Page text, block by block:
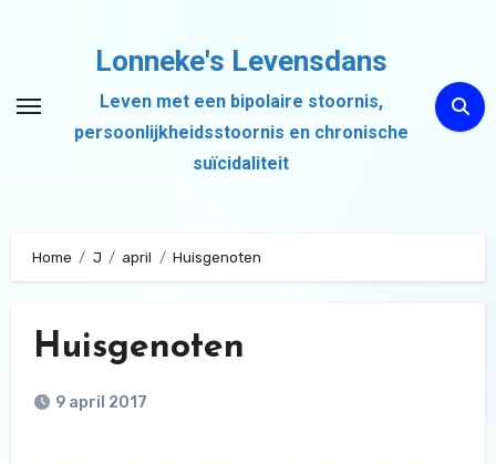
inhoud
Lonneke's Levensdans
Leven met een bipolaire stoornis,
persoonlijkheidsstoornis en chronische
suïcidaliteit
Home J april Huisgenoten
Huisgenoten
9 april 2017